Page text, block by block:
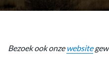
Bezoek ook onze website